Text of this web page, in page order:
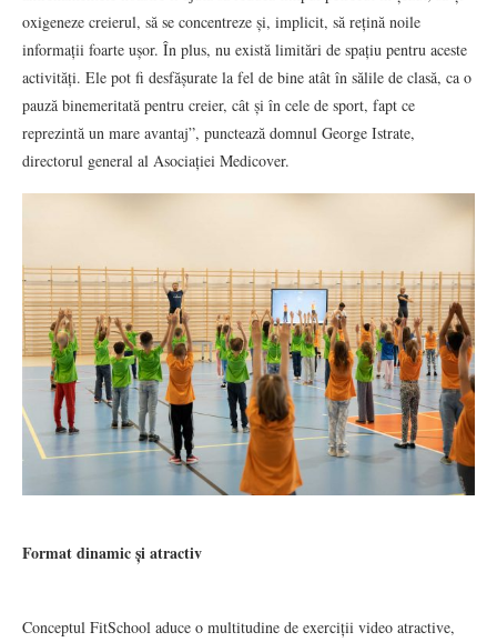
oxigeneze creierul, să se concentreze și, implicit, să rețină noile
informații foarte ușor. În plus, nu există limitări de spațiu pentru aceste
activități. Ele pot fi desfășurate la fel de bine atât în sălile de clasă, ca o
pauză binemeritată pentru creier, cât și în cele de sport, fapt ce
reprezintă un mare avantaj”, punctează domnul George Istrate,
directorul general al Asociației Medicover.
Format dinamic și atractiv
Conceptul FitSchool aduce o multitudine de exerciții video atractive,